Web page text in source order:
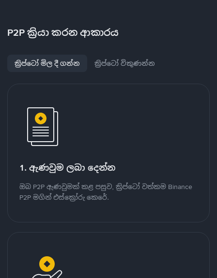
P2P ක්‍රියා කරන ආකාරය
ක්‍රිප්ටෝ මිල දී ගන්න ක්‍රිප්ටෝ විකුණන්න
1. ඇණවුම ලබා දෙන්න
ඔබ P2P ඇණවුමක් කළ පසුව, ක්‍රිප්ටෝ වත්කම Binance
P2P මගින් එස්ක්‍රෝරු කෙරේ.